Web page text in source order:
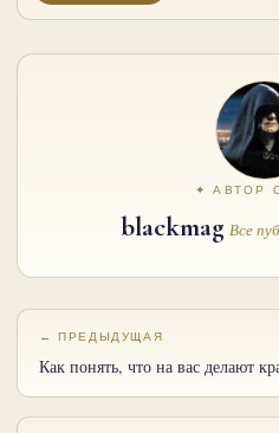
✦ АВТОР
blackmag Все
← ПРЕДЫДУЩАЯ
Как понять, что на вас делают